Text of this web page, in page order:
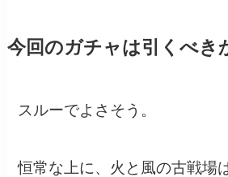
今回のガチャは引くべき
スルーでよさそう。
恒常な上に、火と風の古戦場